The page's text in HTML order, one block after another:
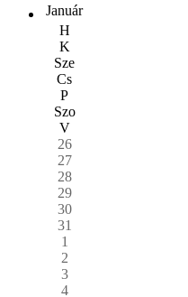
Január
H
K
Sze
Cs
P
Szo
V
26
27
28
29
30
31
1
2
3
4